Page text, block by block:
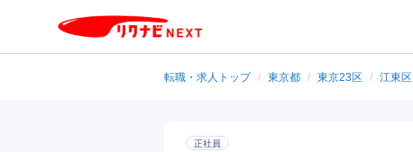
転職・求人トップ / 東京都 / 東京23区 / 江東区
正社員